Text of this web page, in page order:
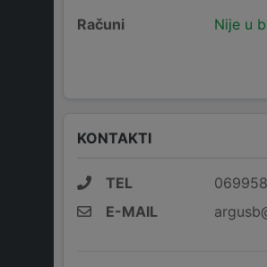
Računi Nije u
KONTAKTI
TEL
E-MAIL